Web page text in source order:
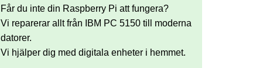
Får du inte din Raspberry Pi att fungera?
Vi reparerar allt från IBM PC 5150 till moderna
datorer.
Vi hjälper dig med digitala enheter i hemmet.